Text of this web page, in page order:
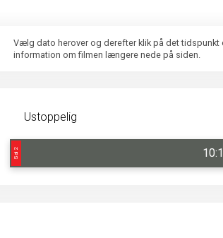
Vælg dato herover og derefter klik på det tidspunkt
information om filmen længere nede på siden.
Ustoppelig
Sal 2